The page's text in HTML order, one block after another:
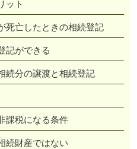
ット
死亡したときの相続登記
記ができる
続分の譲渡と相続登記
課税になる条件
続財産ではない